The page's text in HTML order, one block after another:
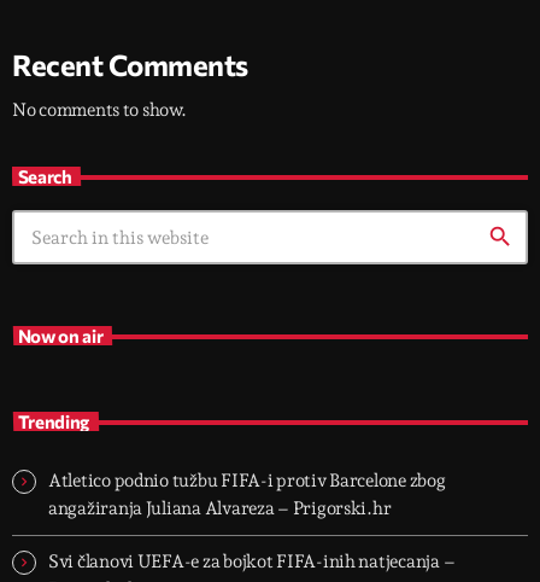
Recent Comments
No comments to show.
Search
search
Now on air
Trending
Atletico podnio tužbu FIFA-i protiv Barcelone zbog
angažiranja Juliana Alvareza – Prigorski.hr
Svi članovi UEFA-e za bojkot FIFA-inih natjecanja –